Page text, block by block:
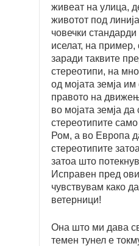
живеат на улица,
животот под
човечки
иселат, на
заради таквите
стереотипи, на
од мојата земја им
правото на
во мојата земја
стереотипите
Ром, а во Европа
стереотипите
затоа што
Исправен пред
чувствувам како
ветерници!
Она што ми дава
темен тунел е